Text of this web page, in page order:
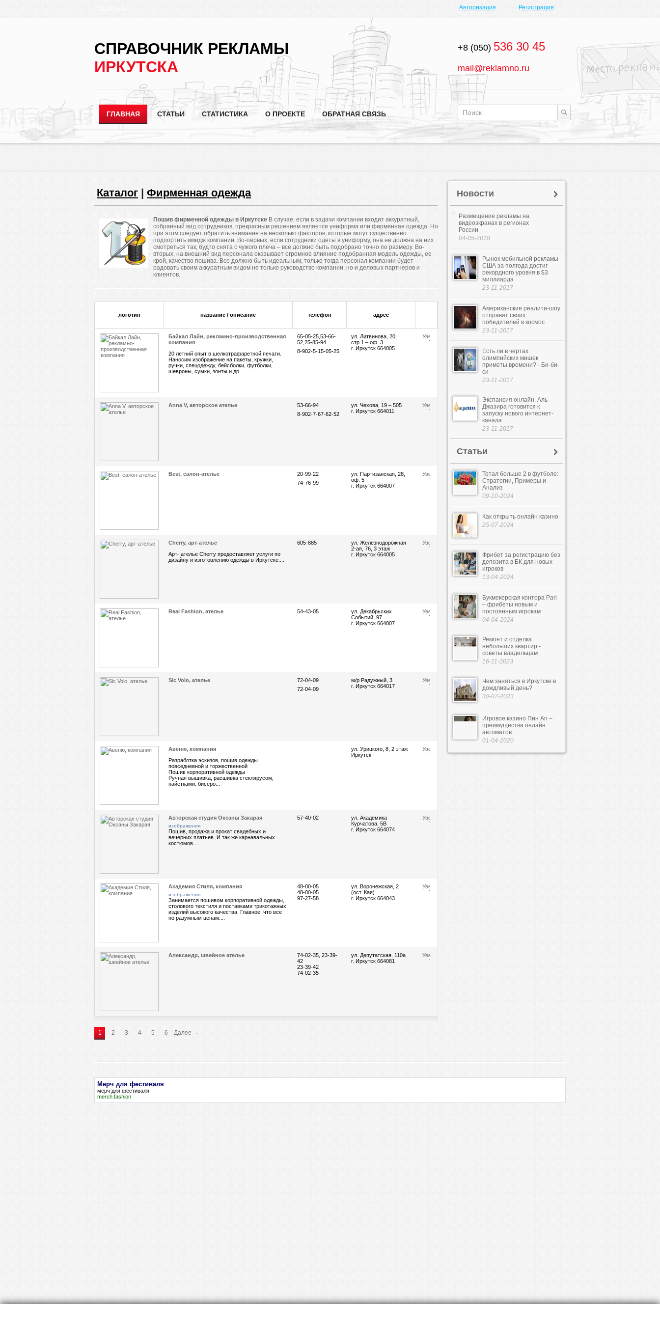
Авторизация Регистрация
СПРАВОЧНИК РЕКЛАМЫ
ИРКУТСКА
+8 (050) 536 30 45
mail@reklamno.ru
ГЛАВНАЯ СТАТЬИ СТАТИСТИКА О ПРОЕКТЕ ОБРАТНАЯ СВЯЗЬ
Каталог | Фирменная одежда
Пошив фирменной одежды в Иркутске В случае, если в задачи компании входит аккуратный,
собранный вид сотрудников, прекрасным решением является униформа или фирменная одежда. Но
при этом следует обратить внимание на несколько факторов, которые могут существенно
подпортить имидж компании. Во-первых, если сотрудники одеты в униформу, она не должна на них
смотреться так, будто снята с чужого плеча – все должно быть подобрано точно по размеру. Во-
вторых, на внешний вид персонала оказывает огромное влияние подобранная модель одежды, ее
крой, качество пошива. Все должно быть идеальным, только тогда персонал компании будет
радовать своим аккуратным видом не только руководство компании, но и деловых партнеров и
клиентов.
логотип название / описание телефон адрес
Байкал Лайн, рекламно-производственная
компания
20 летний опыт в шелкотрафаретной печати.
Наносим изображение на пакеты, кружки,
ручки, спецодежду, бейсболки, футболки,
шевроны, сумки, зонты и др....
65-05-25,53-66-
52,25-85-94
8-902-5-15-05-25
ул. Литвинова, 20,
стр.1 – оф. 3
г. Иркутск 664005
Anna V, авторское ателье
53-66-94
8-902-7-67-62-52
ул. Чехова, 19 – 505
г. Иркутск 664011
Best, салон-ателье
20-99-22
74-76-99
ул. Партизанская, 28,
оф. 5
г. Иркутск 664007
Cherry, арт-ателье
Арт- ателье Cherry предоставляет услуги по
дизайну и изготовлению одежды в Иркутске....
605-885
ул. Железнодорожная
2-ая, 76, 3 этаж
г. Иркутск 664005
Real Fashion, ателье 54-43-05
ул. Декабрьских
Событий, 97
г. Иркутск 664007
Sic Volo, ателье
72-04-09
72-04-09
м/р Радужный, 3
г. Иркутск 664017
Авеню, компания
Разработка эскизов, пошив одежды
повседневной и торжественной
Пошив корпоративной одежды
Ручная вышивка, расшивка стеклярусом,
пайетками. бисеро...
ул. Урицкого, 8, 2 этаж
Иркутск
Авторская студия Оксаны Закарая
изображения
Пошив, продажа и прокат свадебных и
вечерних платьев. И так же карнавальных
костюмов....
57-40-02
ул. Академика
Курчатова, 5В
г. Иркутск 664074
Академия Стиля, компания
изображения
Занимается пошивом корпоративной одежды,
столового текстиля и поставками трикотажных
изделий высокого качества. Главное, что все
по разумным ценам....
48-00-05
48-00-05
97-27-58
ул. Воронежская, 2
(ост. Кая)
г. Иркутск 664043
Александр, швейное ателье
74-02-35, 23-39-
42
23-39-42
74-02-35
ул. Депутатская, 110а
г. Иркутск 664081
1 2 3 4 5 6 Далее →
Новости
Размещение рекламы на
видеоэкранах в регионах
России
04-05-2018
Рынок мобильной рекламы
США за полгода достиг
рекордного уровня в $3
миллиарда
23-11-2017
Американские реалити-шоу
отправят своих
победителей в космос
23-11-2017
Есть ли в чертах
олимпийских мишек
приметы времени? - Би-би-
си
23-11-2017
Экспансия онлайн. Аль-
Джазира готовится к
запуску нового интернет-
канала
23-11-2017
Статьи
Тотал больше 2 в футболе:
Стратегии, Примеры и
Анализ
09-10-2024
Как открыть онлайн казино
25-07-2024
Фрибет за регистрацию без
депозита в БК для новых
игроков
13-04-2024
Букмекерская контора Pari
– фрибеты новым и
постоянным игрокам
04-04-2024
Ремонт и отделка
небольших квартир -
советы владельцам
16-11-2023
Чем заняться в Иркутске в
дождливый день?
30-07-2023
Игровое казино Пин Ап –
преимущества онлайн
автоматов
01-04-2020
Мерч для фестиваля
мерч для фестиваля
merch.fashion